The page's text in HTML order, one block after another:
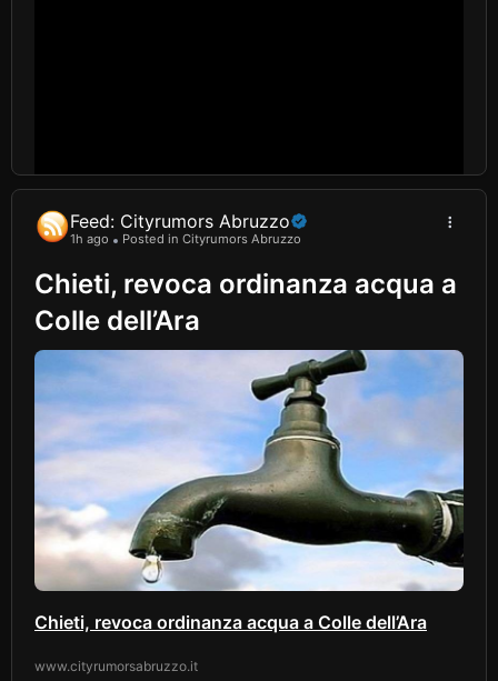
Feed: Cityrumors Abruzzo
1h ago Posted in Cityrumors Abruzzo
Chieti, revoca ordinanza acqua a
Colle dell’Ara
Chieti, revoca ordinanza acqua a Colle dell’Ara
www.cityrumorsabruzzo.it